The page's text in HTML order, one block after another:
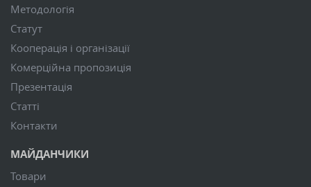
Методологія
Статут
Кооперація і організації
Комерційна пропозиція
Презентація
Статті
Контакти
МАЙДАНЧИКИ
Товари